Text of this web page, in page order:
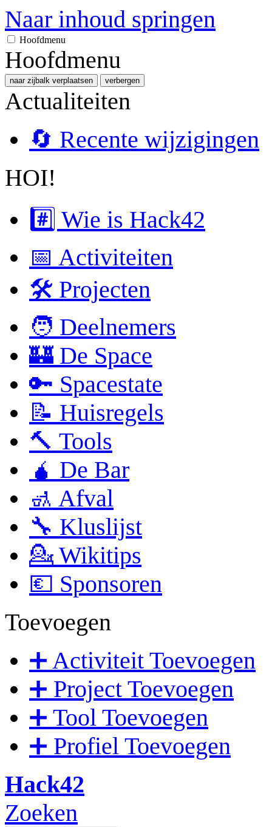
Naar inhoud springen
Hoofdmenu
Hoofdmenu
naar zijbalk verplaatsen verbergen
Actualiteiten
🔄 Recente wijzigingen
HOI!
#️⃣ Wie is Hack42
📅 Activiteiten
🛠 Projecten
🧑 Deelnemers
🏰 De Space
🔑 Spacestate
📝 Huisregels
🔨 Tools
🧉 De Bar
🚮 Afval
🔧 Kluslijst
💁 Wikitips
💶 Sponsoren
Toevoegen
➕ Activiteit Toevoegen
➕ Project Toevoegen
➕ Tool Toevoegen
➕ Profiel Toevoegen
Hack42
Zoeken